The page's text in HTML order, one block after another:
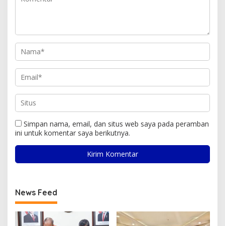
Simpan nama, email, dan situs web saya pada peramban
ini untuk komentar saya berikutnya.
News Feed